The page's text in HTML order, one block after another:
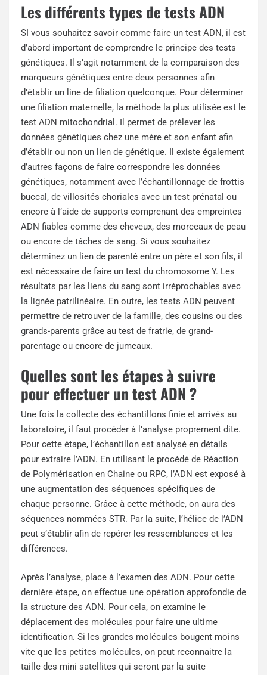
Les différents types de tests ADN
SI vous souhaitez savoir comme faire un test ADN, il est
d’abord important de comprendre le principe des tests
génétiques. Il s’agit notamment de la comparaison des
marqueurs génétiques entre deux personnes afin
d’établir un line de filiation quelconque. Pour déterminer
une filiation maternelle, la méthode la plus utilisée est le
test ADN mitochondrial. Il permet de prélever les
données génétiques chez une mère et son enfant afin
d’établir ou non un lien de génétique. Il existe également
d’autres façons de faire correspondre les données
génétiques, notamment avec l’échantillonnage de frottis
buccal, de villosités choriales avec un test prénatal ou
encore à l’aide de supports comprenant des empreintes
ADN fiables comme des cheveux, des morceaux de peau
ou encore de tâches de sang. Si vous souhaitez
déterminez un lien de parenté entre un père et son fils, il
est nécessaire de faire un test du chromosome Y. Les
résultats par les liens du sang sont irréprochables avec
la lignée patrilinéaire. En outre, les tests ADN peuvent
permettre de retrouver de la famille, des cousins ou des
grands-parents grâce au test de fratrie, de grand-
parentage ou encore de jumeaux.
Quelles sont les étapes à suivre
pour effectuer un test ADN ?
Une fois la collecte des échantillons finie et arrivés au
laboratoire, il faut procéder à l’analyse proprement dite.
Pour cette étape, l’échantillon est analysé en détails
pour extraire l’ADN. En utilisant le procédé de Réaction
de Polymérisation en Chaine ou RPC, l’ADN est exposé à
une augmentation des séquences spécifiques de
chaque personne. Grâce à cette méthode, on aura des
séquences nommées STR. Par la suite, l’hélice de l’ADN
peut s’établir afin de repérer les ressemblances et les
différences.
Après l’analyse, place à l’examen des ADN. Pour cette
dernière étape, on effectue une opération approfondie de
la structure des ADN. Pour cela, on examine le
déplacement des molécules pour faire une ultime
identification. Si les grandes molécules bougent moins
vite que les petites molécules, on peut reconnaitre la
taille des mini satellites qui seront par la suite